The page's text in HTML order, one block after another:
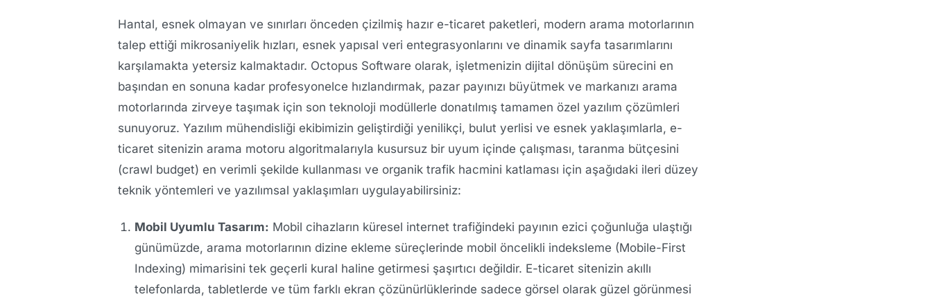
Hantal, esnek olmayan ve sınırları önceden çizilmiş hazır e-ticaret paketleri, modern arama motorlarının
talep ettiği mikrosaniyelik hızları, esnek yapısal veri entegrasyonlarını ve dinamik sayfa tasarımlarını
karşılamakta yetersiz kalmaktadır. Octopus Software olarak, işletmenizin dijital dönüşüm sürecini en
başından en sonuna kadar profesyonelce hızlandırmak, pazar payınızı büyütmek ve markanızı arama
motorlarında zirveye taşımak için son teknoloji modüllerle donatılmış tamamen özel yazılım çözümleri
sunuyoruz. Yazılım mühendisliği ekibimizin geliştirdiği yenilikçi, bulut yerlisi ve esnek yaklaşımlarla, e-
ticaret sitenizin arama motoru algoritmalarıyla kusursuz bir uyum içinde çalışması, taranma bütçesini
(crawl budget) en verimli şekilde kullanması ve organik trafik hacmini katlaması için aşağıdaki ileri düzey
teknik yöntemleri ve yazılımsal yaklaşımları uygulayabilirsiniz:
Mobil Uyumlu Tasarım: Mobil cihazların küresel internet trafiğindeki payının ezici çoğunluğa ulaştığı
günümüzde, arama motorlarının dizine ekleme süreçlerinde mobil öncelikli indeksleme (Mobile-First
Indexing) mimarisini tek geçerli kural haline getirmesi şaşırtıcı değildir. E-ticaret sitenizin akıllı
telefonlarda, tabletlerde ve tüm farklı ekran çözünürlüklerinde sadece görsel olarak güzel görünmesi